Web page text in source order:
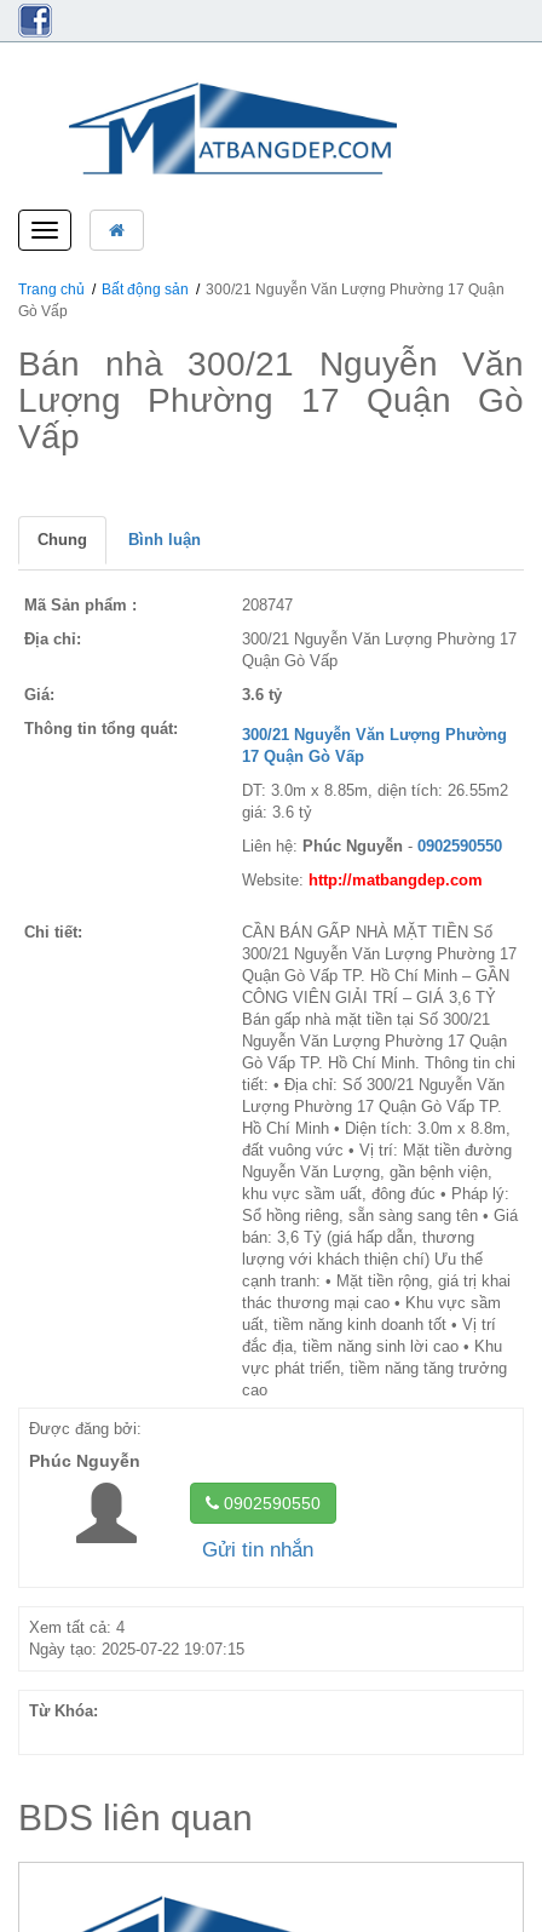
Toggle
navigation
Trang chủ Bất động sản
300/21 Nguyễn Văn Lượng Phường 17 Quận
Gò Vấp
Bán nhà 300/21 Nguyễn Văn
Lượng Phường 17 Quận Gò
Vấp
Chung Bình luận
Mã Sản phẩm :
208747
Địa chỉ:
300/21 Nguyễn Văn Lượng Phường 17
Quận Gò Vấp
Giá:
3.6 tỷ
Thông tin tổng quát:
300/21 Nguyễn Văn Lượng Phường
17 Quận Gò Vấp
DT: 3.0m x 8.85m, diện tích: 26.55m2
giá: 3.6 tỷ
Liên hệ: Phúc Nguyễn - 0902590550
Website: http://matbangdep.com
Chi tiết:
CẦN BÁN GẤP NHÀ MẶT TIỀN Số
300/21 Nguyễn Văn Lượng Phường 17
Quận Gò Vấp TP. Hồ Chí Minh – GẦN
CÔNG VIÊN GIẢI TRÍ – GIÁ 3,6 TỶ
Bán gấp nhà mặt tiền tại Số 300/21
Nguyễn Văn Lượng Phường 17 Quận
Gò Vấp TP. Hồ Chí Minh. Thông tin chi
tiết: • Địa chỉ: Số 300/21 Nguyễn Văn
Lượng Phường 17 Quận Gò Vấp TP.
Hồ Chí Minh • Diện tích: 3.0m x 8.8m,
đất vuông vức • Vị trí: Mặt tiền đường
Nguyễn Văn Lượng, gần bệnh viện,
khu vực sầm uất, đông đúc • Pháp lý:
Sổ hồng riêng, sẵn sàng sang tên • Giá
bán: 3,6 Tỷ (giá hấp dẫn, thương
lượng với khách thiện chí) Ưu thế
cạnh tranh: • Mặt tiền rộng, giá trị khai
thác thương mại cao • Khu vực sầm
uất, tiềm năng kinh doanh tốt • Vị trí
đắc địa, tiềm năng sinh lời cao • Khu
vực phát triển, tiềm năng tăng trưởng
cao
Được đăng bởi:
Phúc Nguyễn
0902590550
Gửi tin nhắn
Xem tất cả: 4
Ngày tạo: 2025-07-22 19:07:15
Từ Khóa:
BDS liên quan